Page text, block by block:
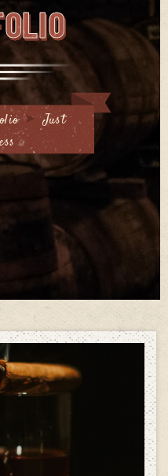
Just